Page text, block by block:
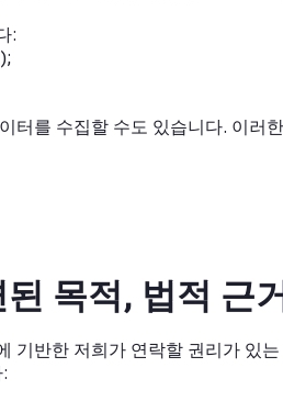
:
를 수집할 수도 있습니다. 이러
된 목적, 법적 근
반한 저희가 연락할 권리가 있